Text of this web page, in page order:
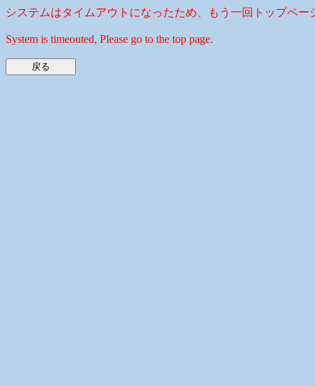
システムはタイムアウトになったため、もう一回トップペー
System is timeouted, Please go to the top page.